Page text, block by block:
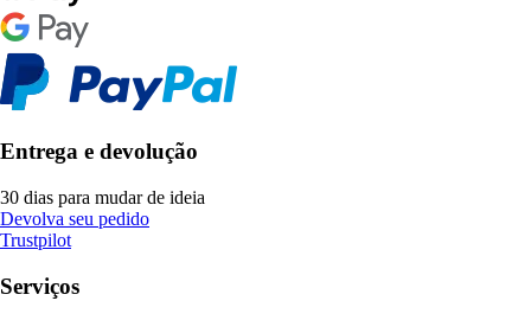
Entrega e devolução
30 dias para mudar de ideia
Devolva seu pedido
Trustpilot
Serviços